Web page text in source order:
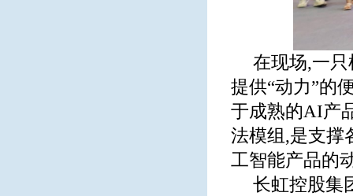
在现场,一
提供“动力”的
于成熟的AI产
法模组,是支撑
工智能产品的
长虹控股集